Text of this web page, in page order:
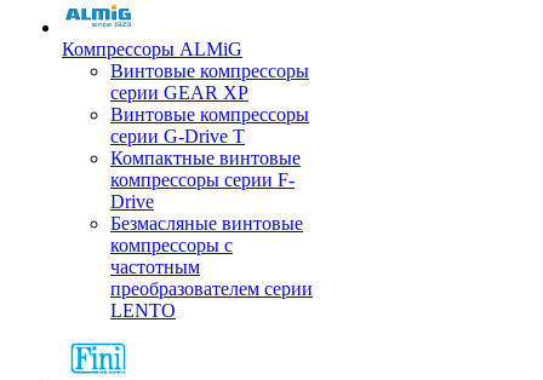
Компрессоры ALMiG
Винтовые компрессоры
серии GEAR XP
Винтовые компрессоры
серии G-Drive T
Компактные винтовые
компрессоры серии F-
Drive
Безмасляные винтовые
компрессоры с
частотным
преобразователем серии
LENTO